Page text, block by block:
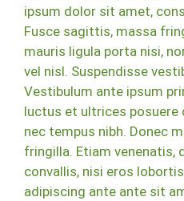
ipsum dolor sit amet,
Fusce sagittis, massa
mauris ligula porta nisi,
vel nisl. Suspendisse
Vestibulum ante ipsum
luctus et ultrices posuere
nec tempus nibh. Donec
fringilla. Etiam venenatis,
convallis, nisi eros
adipiscing ante ante sit